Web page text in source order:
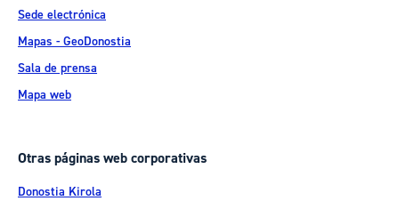
Sede electrónica
Mapas - GeoDonostia
Sala de prensa
Mapa web
Otras páginas web corporativas
Donostia Kirola